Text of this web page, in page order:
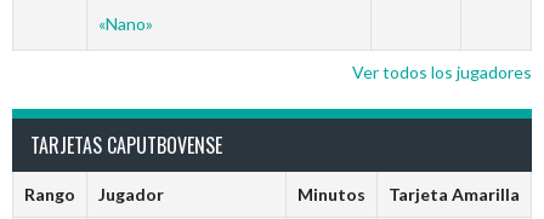
«Nano»
Ver todos los jugadores
TARJETAS CAPUTBOVENSE
Rango Jugador Minutos Tarjeta Amarilla